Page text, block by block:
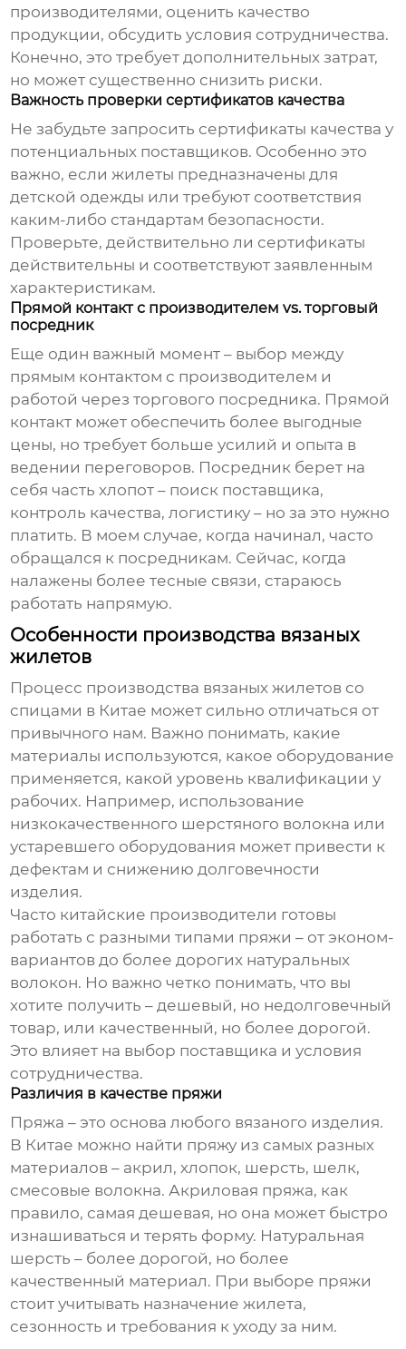
производителями, оценить качество
продукции, обсудить условия сотрудничества.
Конечно, это требует дополнительных затрат,
но может существенно снизить риски.
Важность проверки сертификатов качества
Не забудьте запросить сертификаты качества у
потенциальных поставщиков. Особенно это
важно, если жилеты предназначены для
детской одежды или требуют соответствия
каким-либо стандартам безопасности.
Проверьте, действительно ли сертификаты
действительны и соответствуют заявленным
характеристикам.
Прямой контакт с производителем vs. торговый
посредник
Еще один важный момент – выбор между
прямым контактом с производителем и
работой через торгового посредника. Прямой
контакт может обеспечить более выгодные
цены, но требует больше усилий и опыта в
ведении переговоров. Посредник берет на
себя часть хлопот – поиск поставщика,
контроль качества, логистику – но за это нужно
платить. В моем случае, когда начинал, часто
обращался к посредникам. Сейчас, когда
налажены более тесные связи, стараюсь
работать напрямую.
Особенности производства вязаных
жилетов
Процесс производства вязаных жилетов со
спицами в Китае может сильно отличаться от
привычного нам. Важно понимать, какие
материалы используются, какое оборудование
применяется, какой уровень квалификации у
рабочих. Например, использование
низкокачественного шерстяного волокна или
устаревшего оборудования может привести к
дефектам и снижению долговечности
изделия.
Часто китайские производители готовы
работать с разными типами пряжи – от эконом-
вариантов до более дорогих натуральных
волокон. Но важно четко понимать, что вы
хотите получить – дешевый, но недолговечный
товар, или качественный, но более дорогой.
Это влияет на выбор поставщика и условия
сотрудничества.
Различия в качестве пряжи
Пряжа – это основа любого вязаного изделия.
В Китае можно найти пряжу из самых разных
материалов – акрил, хлопок, шерсть, шелк,
смесовые волокна. Акриловая пряжа, как
правило, самая дешевая, но она может быстро
изнашиваться и терять форму. Натуральная
шерсть – более дорогой, но более
качественный материал. При выборе пряжи
стоит учитывать назначение жилета,
сезонность и требования к уходу за ним.